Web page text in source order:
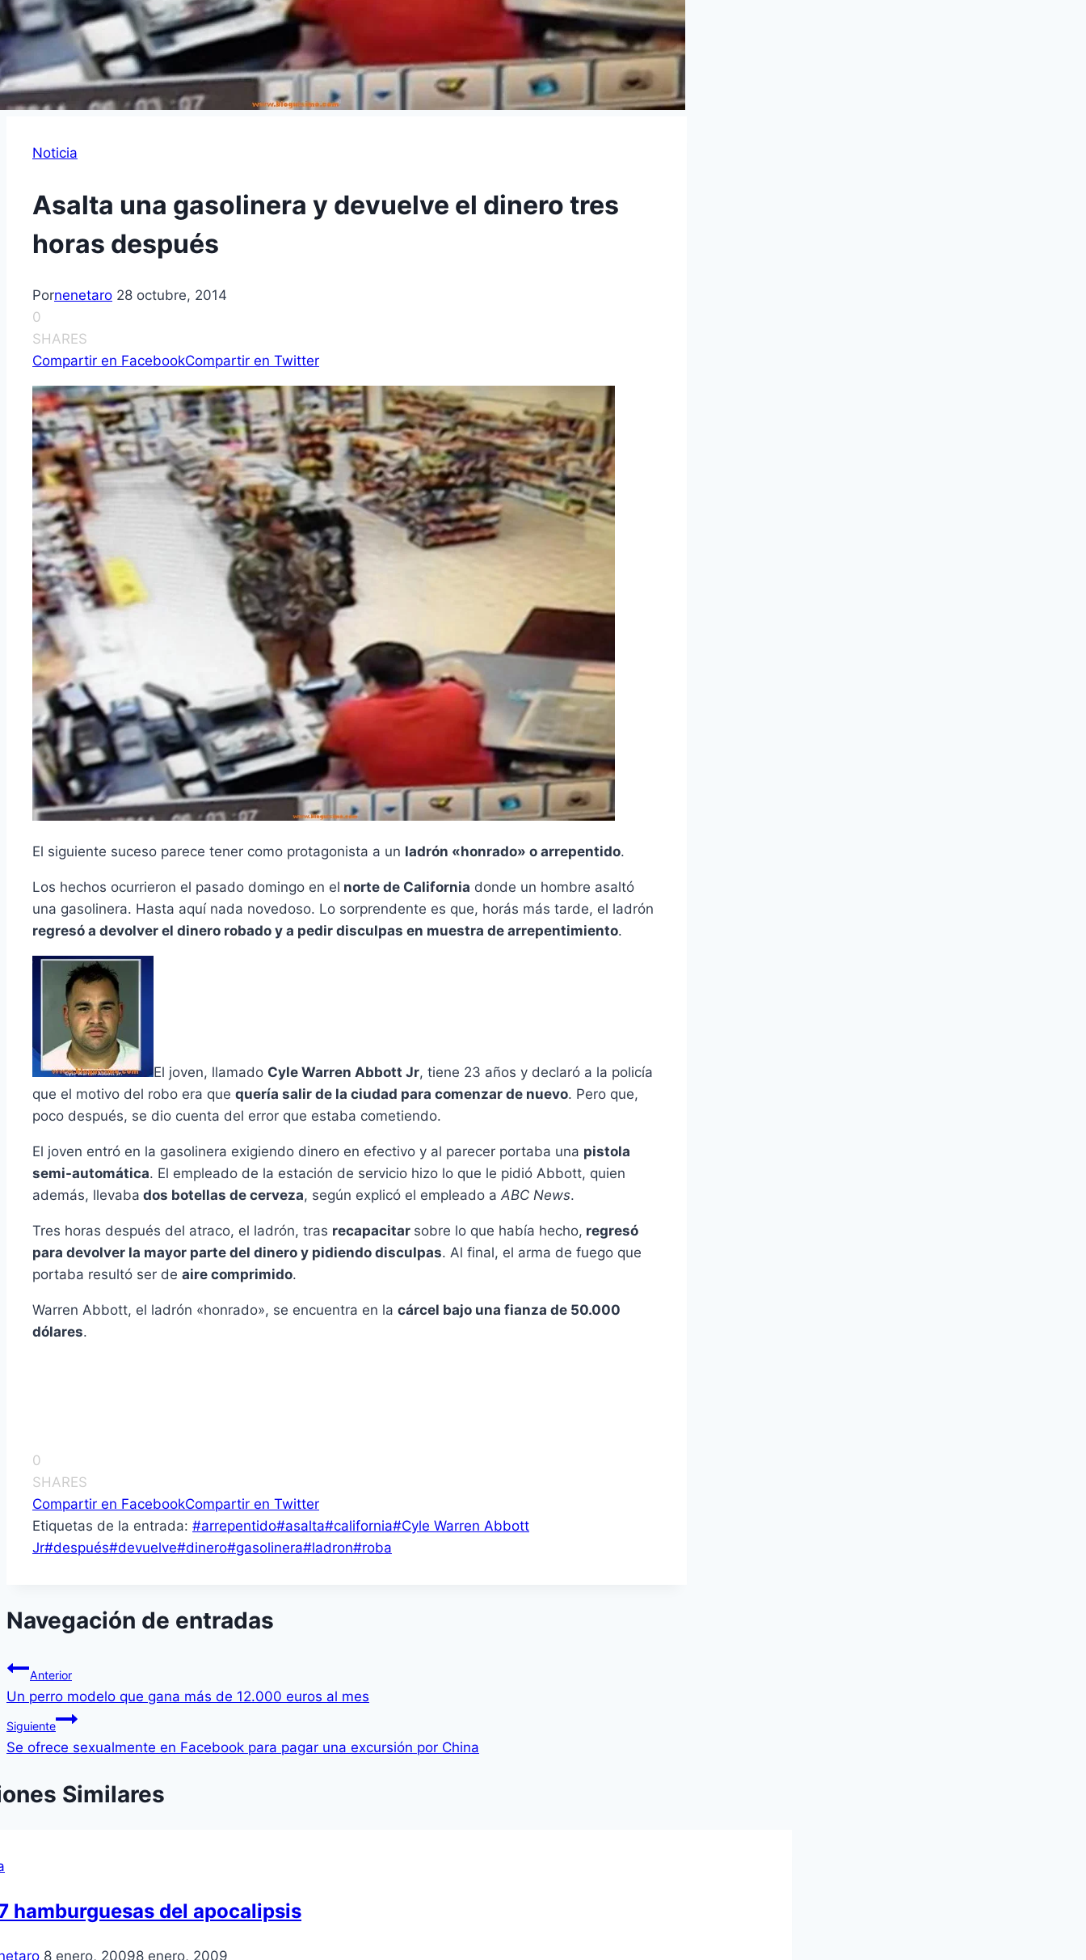
Noticia
Asalta una gasolinera y devuelve el dinero tres
horas después
Pornenetaro 28 octubre, 2014
0
SHARES
Compartir en FacebookCompartir en Twitter
El siguiente suceso parece tener como protagonista a un ladrón «honrado» o arrepentido.
Los hechos ocurrieron el pasado domingo en el norte de California donde un hombre asaltó
una gasolinera. Hasta aquí nada novedoso. Lo sorprendente es que, horás más tarde, el ladrón
regresó a devolver el dinero robado y a pedir disculpas en muestra de arrepentimiento.
El joven, llamado Cyle Warren Abbott Jr, tiene 23 años y declaró a la policía
que el motivo del robo era que quería salir de la ciudad para comenzar de nuevo. Pero que,
poco después, se dio cuenta del error que estaba cometiendo.
El joven entró en la gasolinera exigiendo dinero en efectivo y al parecer portaba una pistola
semi-automática. El empleado de la estación de servicio hizo lo que le pidió Abbott, quien
además, llevaba dos botellas de cerveza, según explicó el empleado a ABC News.
Tres horas después del atraco, el ladrón, tras recapacitar sobre lo que había hecho, regresó
para devolver la mayor parte del dinero y pidiendo disculpas. Al final, el arma de fuego que
portaba resultó ser de aire comprimido.
Warren Abbott, el ladrón «honrado», se encuentra en la cárcel bajo una fianza de 50.000
dólares.
0
SHARES
Compartir en FacebookCompartir en Twitter
Etiquetas de la entrada: #arrepentido#asalta#california#Cyle Warren Abbott
Jr#después#devuelve#dinero#gasolinera#ladron#roba
Navegación de entradas
Anterior
Un perro modelo que gana más de 12.000 euros al mes
Siguiente
Se ofrece sexualmente en Facebook para pagar una excursión por China
Similares
hamburguesas del apocalipsis
8 enero, 20098 enero, 2009